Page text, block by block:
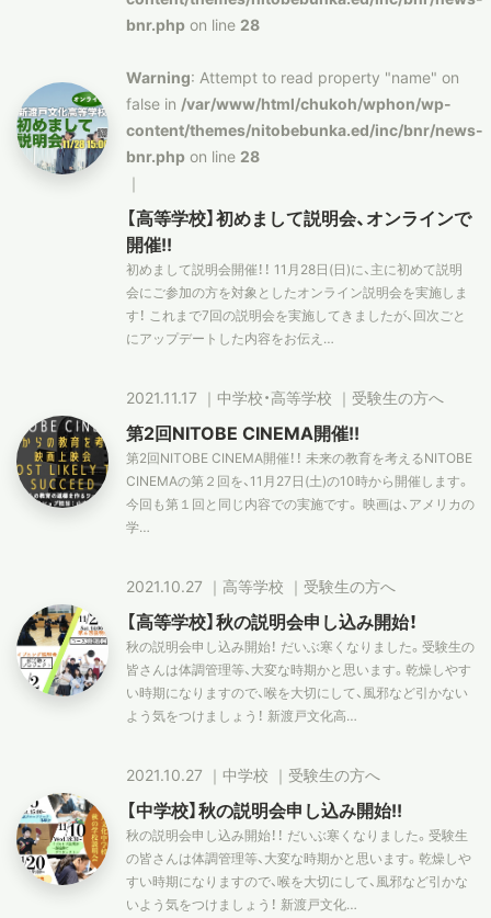
bnr.phpon line 28
Warning: Attempt to read property "name" on
false in /var/www/html/chukoh/wphon/wp-
content/themes/nitobebunka.ed/inc/bnr/news-
bnr.phpon line 28
｜
【高等学校】初めまして説明会、オンラインで
開催!!
初めまして説明会開催！！ 11月28日(日)に、主に初めて説明
会にご参加の方を対象としたオンライン説明会を実施しま
す！ これまで7回の説明会を実施してきましたが、回次ごと
にアップデートした内容をお伝え…
2021.11.17 ｜ 中学校・高等学校 ｜ 受験生の方へ
第2回NITOBE CINEMA開催!!
第2回NITOBE CINEMA開催！！ 未来の教育を考えるNITOBE
CINEMAの第２回を、11月27日(土)の10時から開催します。
今回も第１回と同じ内容での実施です。 映画は、アメリカの
学…
2021.10.27 ｜ 高等学校 ｜ 受験生の方へ
【高等学校】秋の説明会申し込み開始！
秋の説明会申し込み開始！ だいぶ寒くなりました。受験生の
皆さんは体調管理等、大変な時期かと思います。乾燥しやす
い時期になりますので、喉を大切にして、風邪など引かない
よう気をつけましょう！ 新渡戸文化高…
2021.10.27 ｜ 中学校 ｜ 受験生の方へ
【中学校】秋の説明会申し込み開始!!
秋の説明会申し込み開始！！ だいぶ寒くなりました。受験生
の皆さんは体調管理等、大変な時期かと思います。乾燥しや
すい時期になりますので、喉を大切にして、風邪など引かな
いよう気をつけましょう！ 新渡戸文化…